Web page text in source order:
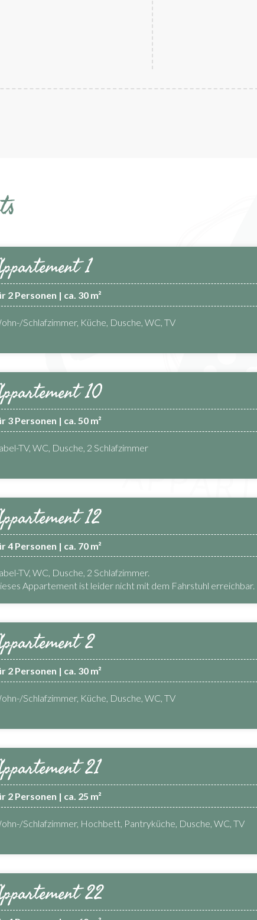
1
2 Personen | ca. 30 m²
Schlafzimmer, Küche, Dusche, WC, TV
10
3 Personen | ca. 50 m²
TV, WC, Dusche, 2 Schlafzimmer
12
4 Personen | ca. 70 m²
TV, WC, Dusche, 2 Schlafzimmer.
Appartement ist leider nicht mit dem Fahrstuhl erreichbar.
2
2 Personen | ca. 30 m²
Schlafzimmer, Küche, Dusche, WC, TV
21
2 Personen | ca. 25 m²
Schlafzimmer, Hochbett, Pantryküche, Dusche, WC, TV
22